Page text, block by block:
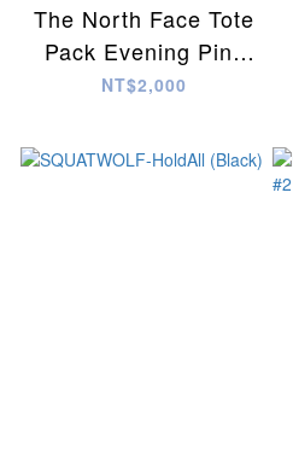
The North Face Tote
Pack Evening Pink
Sand
NT$2,000